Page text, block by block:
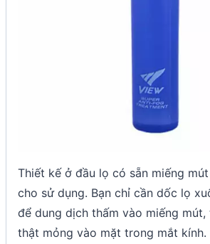
Thiết kế ở đầu lọ có sẵn miếng
cho sử dụng. Bạn chỉ cần dốc lọ
để dung dịch thấm vào miếng mút,
thật mỏng vào mặt trong mắt kính.